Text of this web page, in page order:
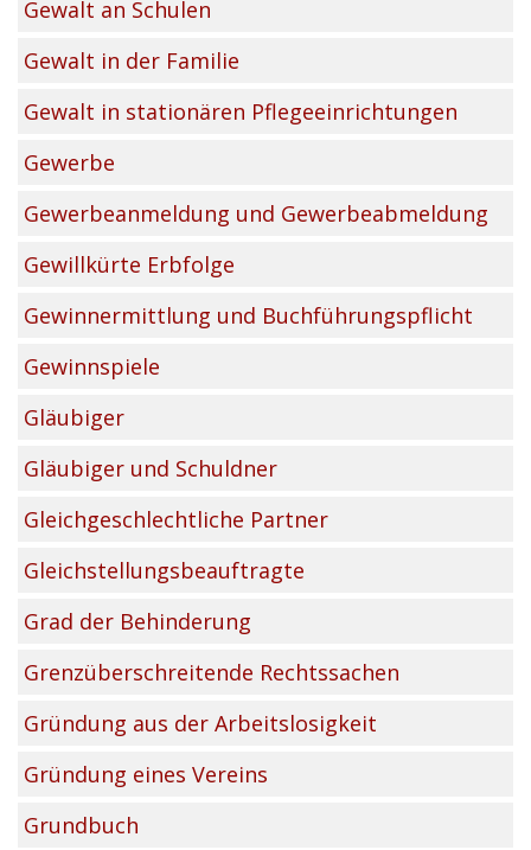
Gewalt an Schulen
Gewalt in der Familie
Gewalt in stationären Pflegeeinrichtungen
Gewerbe
Gewerbeanmeldung und Gewerbeabmeldung
Gewillkürte Erbfolge
Gewinnermittlung und Buchführungspflicht
Gewinnspiele
Gläubiger
Gläubiger und Schuldner
Gleichgeschlechtliche Partner
Gleichstellungsbeauftragte
Grad der Behinderung
Grenzüberschreitende Rechtssachen
Gründung aus der Arbeitslosigkeit
Gründung eines Vereins
Grundbuch